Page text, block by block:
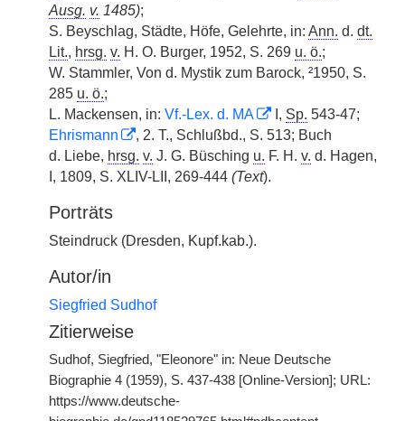
Ausg. v. 1485);
S. Beyschlag, Städte, Höfe, Gelehrte, in: Ann. d. dt.
Lit., hrsg. v. H. O. Burger, 1952, S. 269 u. ö.;
W. Stammler, Von d. Mystik zum Barock, ²1950, S.
285 u. ö.;
L. Mackensen, in: Vf.-Lex. d. MA I, Sp. 543-47;
Ehrismann
, 2. T., Schlußbd., S. 513; Buch
d. Liebe, hrsg. v. J. G. Büsching u. F. H. v. d. Hagen,
I, 1809, S. XLIV-LII, 269-444 (Text).
Porträts
Steindruck (Dresden, Kupf.kab.).
Autor/in
Siegfried Sudhof
Zitierweise
Sudhof, Siegfried, "Eleonore" in: Neue Deutsche
Biographie 4 (1959), S. 437-438 [Online-Version]; URL:
https://www.deutsche-